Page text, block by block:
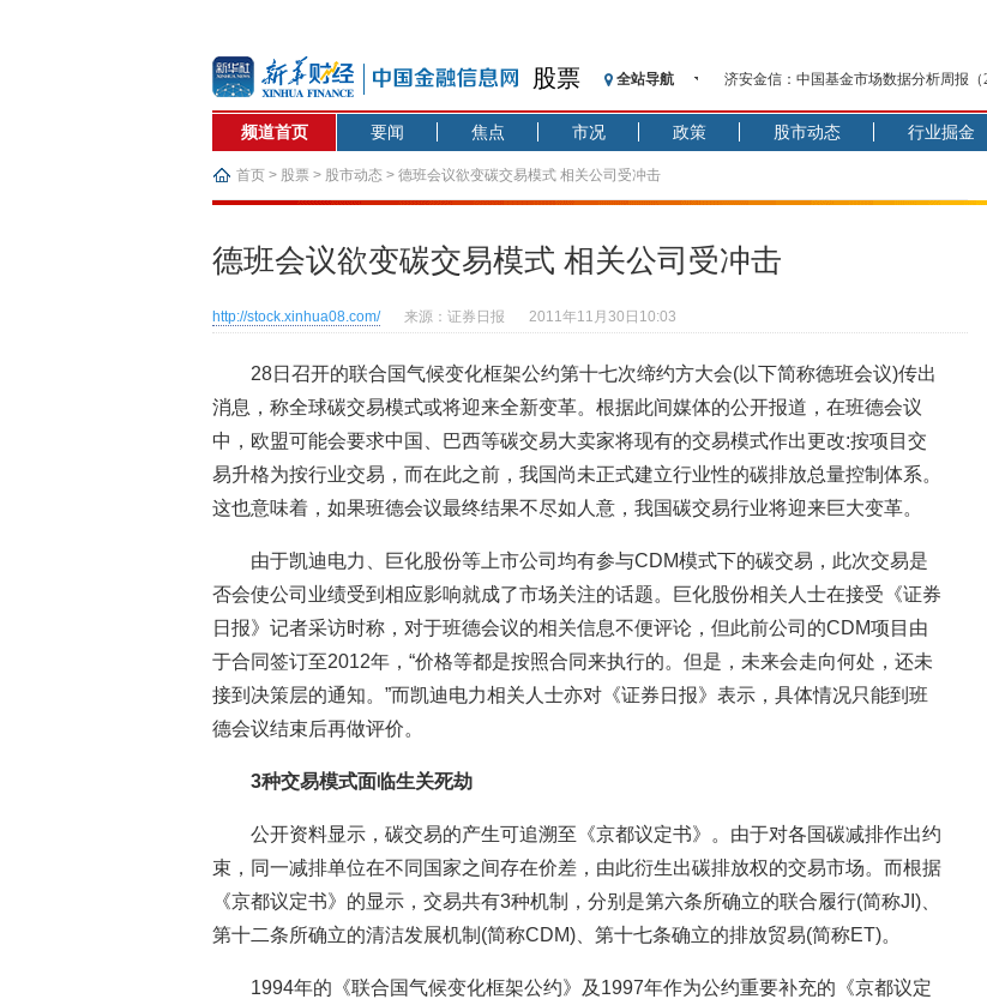
股票 全站导航
济安金信：中国基金市场数据分析周报（
【见·闻】疫情下，新加坡旅游业步履维艰
记者手记：疫情下的香港零售业如何浴火
【见·闻】疫情下一家香港传统零售商的
济安金信：中国基金市场数据分析周报（
【新华财经调查】同业存单、结构性存款
在“隐秘的角落”
基本面及股市双轮冲击 债市回调十年期债
沥青期货连续两日涨逾3% 沪银及两粕涨
频道首页 要闻 焦点 市况 政策 股市动态 行业掘金
首页 > 股票 > 股市动态 > 德班会议欲变碳交易模式 相关公司受冲击
德班会议欲变碳交易模式 相关公司受冲击
http://stock.xinhua08.com/ 来源：证券日报 2011年11月30日10:03
28日召开的联合国气候变化框架公约第十七次缔约方大会(以下简称德班会议)传出
消息，称全球碳交易模式或将迎来全新变革。根据此间媒体的公开报道，在班德会议
中，欧盟可能会要求中国、巴西等碳交易大卖家将现有的交易模式作出更改:按项目交
易升格为按行业交易，而在此之前，我国尚未正式建立行业性的碳排放总量控制体系。
这也意味着，如果班德会议最终结果不尽如人意，我国碳交易行业将迎来巨大变革。
由于凯迪电力、巨化股份等上市公司均有参与CDM模式下的碳交易，此次交易是
否会使公司业绩受到相应影响就成了市场关注的话题。巨化股份相关人士在接受《证券
日报》记者采访时称，对于班德会议的相关信息不便评论，但此前公司的CDM项目由
于合同签订至2012年，“价格等都是按照合同来执行的。但是，未来会走向何处，还未
接到决策层的通知。”而凯迪电力相关人士亦对《证券日报》表示，具体情况只能到班
德会议结束后再做评价。
3种交易模式面临生关死劫
公开资料显示，碳交易的产生可追溯至《京都议定书》。由于对各国碳减排作出约
束，同一减排单位在不同国家之间存在价差，由此衍生出碳排放权的交易市场。而根据
《京都议定书》的显示，交易共有3种机制，分别是第六条所确立的联合履行(简称JI)、
第十二条所确立的清洁发展机制(简称CDM)、第十七条确立的排放贸易(简称ET)。
1994年的《联合国气候变化框架公约》及1997年作为公约重要补充的《京都议定